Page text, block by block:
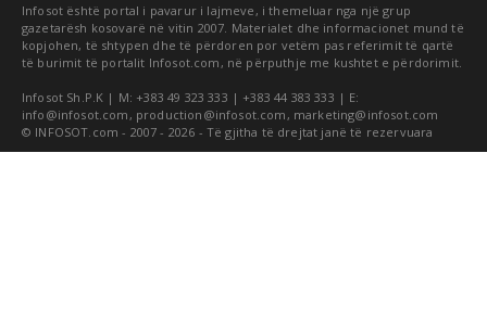
Infosot është portal i pavarur i lajmeve, i themeluar nga një grup
gazetarësh kosovarë në vitin 2007. Materialet dhe informacionet mund të
kopjohen, të shtypen dhe të përdoren por vetëm pas referimit të qartë
të burimit të portalit Infosot.com, në përputhje me kushtet e përdorimit.
Infosot Sh.P.K | M: +383 49 323 333 | +383 44 383 333 | E:
info@infosot.com , production@infosot.com , marketing@infosot.com
© INFOSOT.com - 2007 - 2026 - Të gjitha të drejtat janë të rezervuara